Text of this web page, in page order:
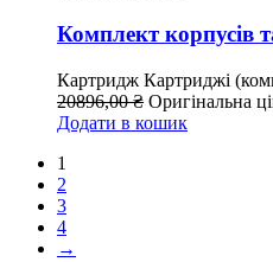
Комплект корпусів
Картридж Картриджі
20896,00₴ Оригінальна
Додати в кошик
1
2
3
4
→